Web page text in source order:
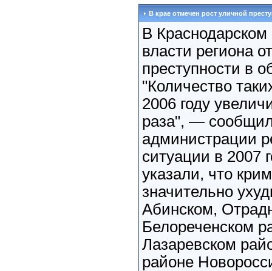
В крае отмечен рост уличной
В Краснодарском
власти региона
преступности в
"Количество
2006 году
раза", —
администрации
ситуации в 2007
указали, что
значительно
Абинском,
Белореченском
Лазаревском
районе